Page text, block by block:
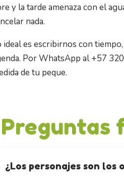
y la tarde amenaza con el
nada.
ideal es escribirnos con
Por WhatsApp al +57
de tu peque.
Preguntas
¿Los personajes son